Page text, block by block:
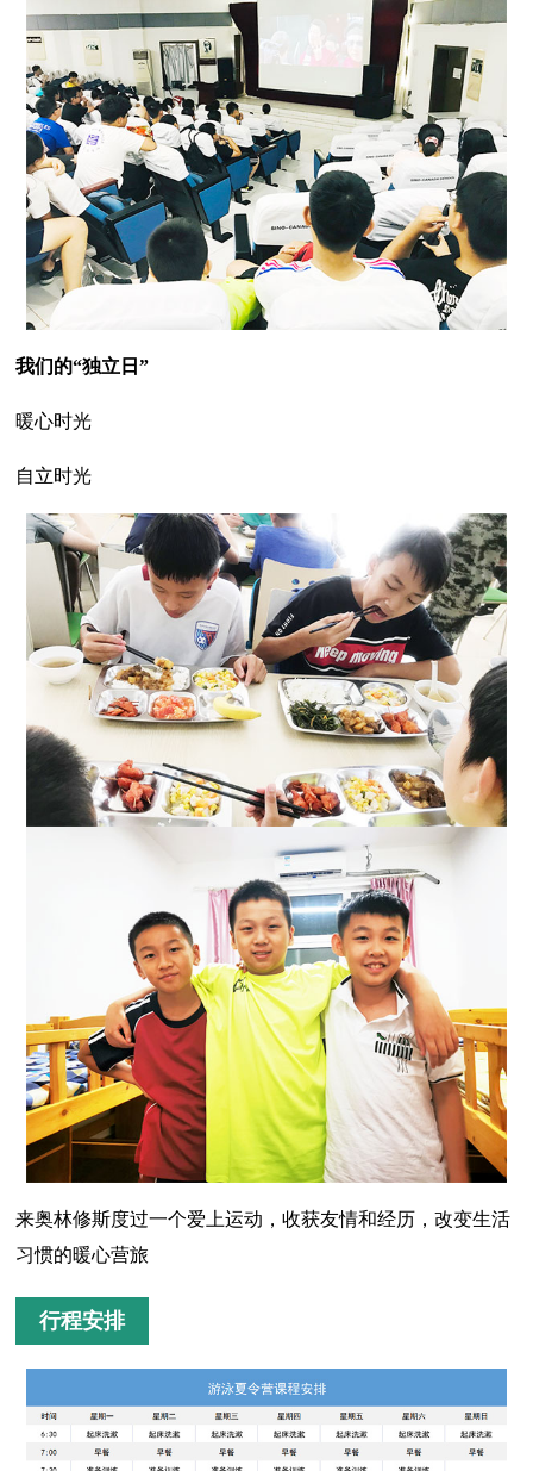
我们的“独立日”
暖心时光
自立时光
来奥林修斯度过一个爱上运动，收获友情和经历，改变生活
习惯的暖心营旅
行程安排